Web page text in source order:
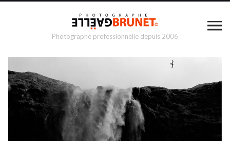
Photographe professionnelle depuis 2006